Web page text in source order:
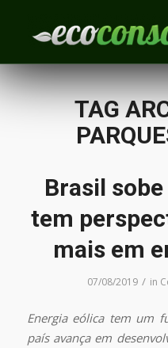
TAG
Brasil
tem
mais em
07/08/2019 / in
Energia eólica tem um
país avança em